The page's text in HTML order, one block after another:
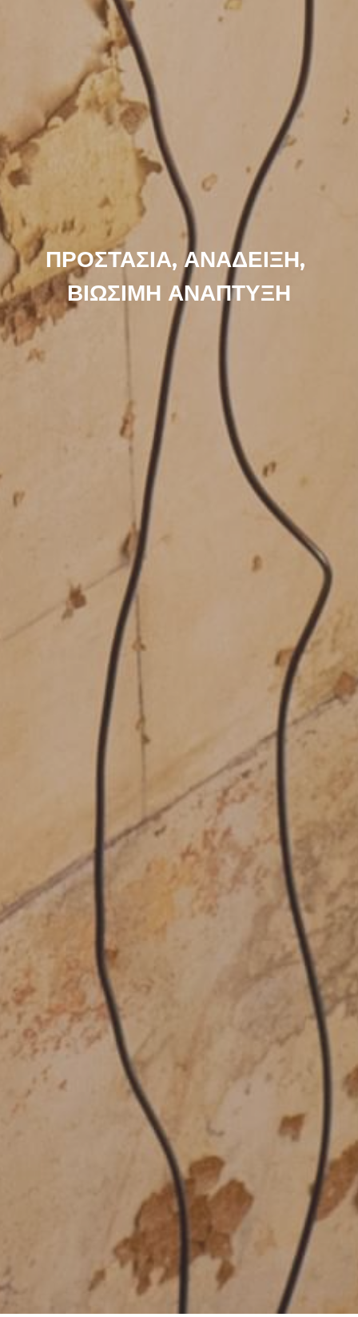
ΠΡΟΣΤΑΣΙΑ, ΑΝΑΔΕΙΞΗ,
ΒΙΩΣΙΜΗ ΑΝΑΠΤΥΞΗ